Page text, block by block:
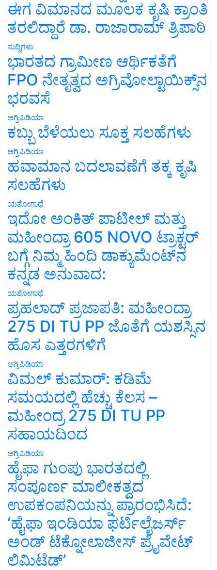
ಈಗ ವಿಮಾನದ ಮೂಲಕ ಕೃಷಿ ಕ್ರಾಂತಿ
ತರಲಿದ್ದಾರೆ ಡಾ. ರಾಜಾರಾಮ್ ತ್ರಿಪಾಠಿ
ಸುದ್ದಿಗಳು
ಭಾರತದ ಗ್ರಾಮೀಣ ಆರ್ಥಿಕತೆಗೆ
FPO ನೇತೃತ್ವದ ಅಗ್ರಿವೋಲ್ಟಾಯಿಕ್ಸ್‌ನ
ಭರವಸೆ
ಅಗ್ರಿಪಿಡಿಯಾ
ಕಬ್ಬು ಬೆಳೆಯಲು ಸೂಕ್ತ ಸಲಹೆಗಳು
ಅಗ್ರಿಪಿಡಿಯಾ
ಹವಾಮಾನ ಬದಲಾವಣೆಗೆ ತಕ್ಕ ಕೃಷಿ
ಸಲಹೆಗಳು
ಯಶೋಗಾಥೆ
ಇದೋ ಅಂಕಿತ್ ಪಾಟೀಲ್ ಮತ್ತು
ಮಹೀಂದ್ರಾ 605 NOVO ಟ್ರಾಕ್ಟರ್
ಬಗ್ಗೆ ನಿಮ್ಮ ಹಿಂದಿ ಡಾಕ್ಯುಮೆಂಟ್‌ನ
ಕನ್ನಡ ಅನುವಾದ:
ಯಶೋಗಾಥೆ
ಪ್ರಹಲಾದ್ ಪ್ರಜಾಪತಿ: ಮಹೀಂದ್ರಾ
275 DI TU PP ಜೊತೆಗೆ ಯಶಸ್ಸಿನ
ಹೊಸ ಎತ್ತರಗಳಿಗೆ
ಅಗ್ರಿಪಿಡಿಯಾ
ವಿಮಲ್ ಕುಮಾರ್: ಕಡಿಮೆ
ಸಮಯದಲ್ಲಿ ಹೆಚ್ಚು ಕೆಲಸ –
ಮಹೀಂದ್ರ 275 DI TU PP
ಸಹಾಯದಿಂದ
ಅಗ್ರಿಪಿಡಿಯಾ
ಹೈಫಾ ಗುಂಪು ಭಾರತದಲ್ಲಿ
ಸಂಪೂರ್ಣ ಮಾಲೀಕತ್ವದ
ಉಪಕಂಪನಿಯನ್ನು ಪ್ರಾರಂಭಿಸಿದೆ:
‘ಹೈಫಾ ಇಂಡಿಯಾ ಫರ್ಟಿಲೈಜರ್ಸ್
ಅಂಡ್ ಟೆಕ್ನೋಲಾಜೀಸ್ ಪ್ರೈವೇಟ್
ಲಿಮಿಟೆಡ್’